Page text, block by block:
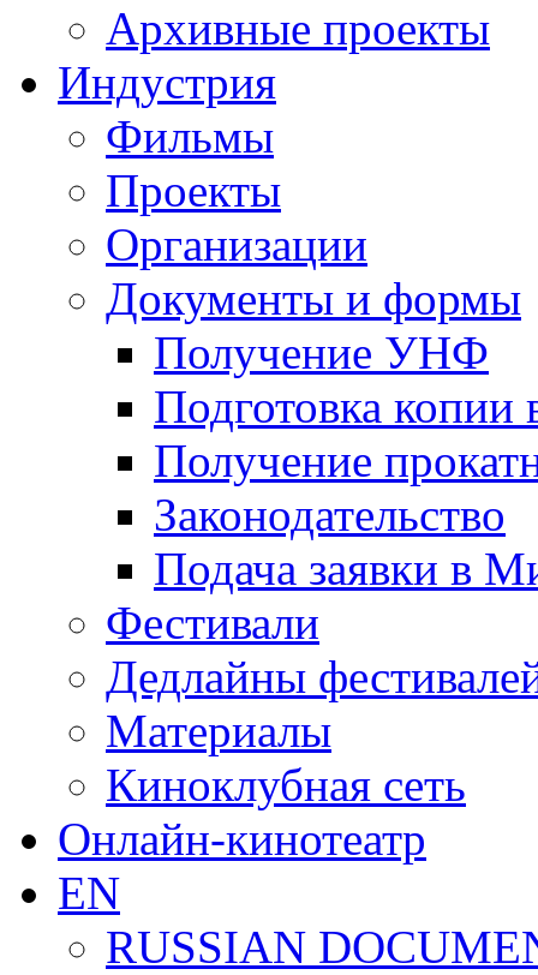
Архивные проекты
Индустрия
Фильмы
Проекты
Организации
Документы и формы
Получение УНФ
Подготовка копии
Получение
Законодательство
Подача заявки в
Фестивали
Дедлайны
Материалы
Киноклубная сеть
Онлайн-кинотеатр
EN
RUSSIAN